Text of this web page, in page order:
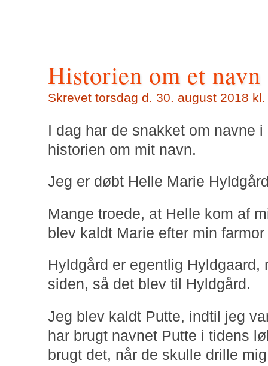
Historien om et navn
Skrevet torsdag d. 30. august 2018
I dag har de snakket om navne
historien om mit navn.
Jeg er døbt Helle Marie
Mange troede, at Helle kom af
blev kaldt Marie efter min
Hyldgård er egentlig
siden, så det blev til Hyldgård.
Jeg blev kaldt Putte, indtil jeg
har brugt navnet Putte i tidens
brugt det, når de skulle drille